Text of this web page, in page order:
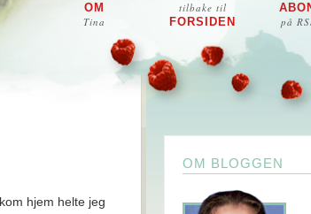
på
tilbake til
FORSIDEN
OM
Tina
hjem helte jeg
OM BLOGGEN